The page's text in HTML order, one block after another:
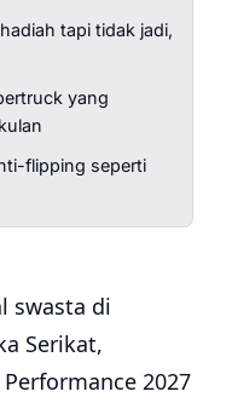
tapi tidak jadi,
yang
flipping seperti
swasta di
Serikat,
2027